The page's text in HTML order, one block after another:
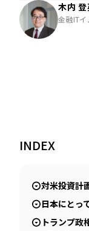
木内 登
金融IT
INDEX
対米投資計
日本にとっ
トランプ政